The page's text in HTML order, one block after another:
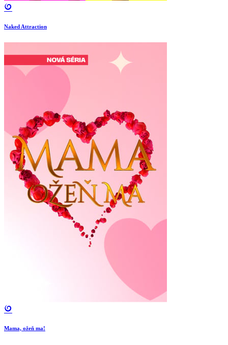
Naked Attraction
Mama, ožeň ma!